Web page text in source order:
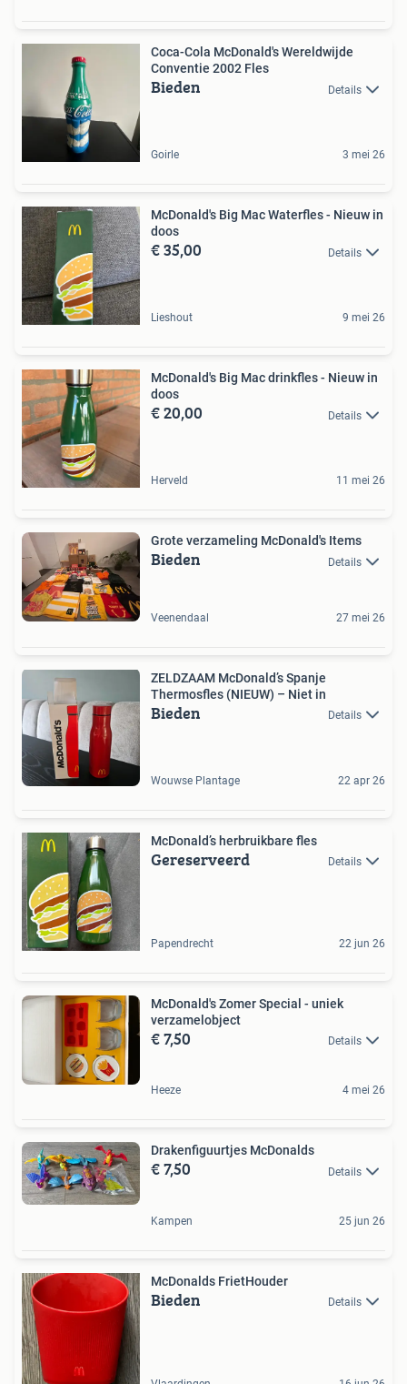
Coca-Cola McDonald's Wereldwijde
Conventie 2002 Fles
Bieden Details
Goirle 3 mei 26
McDonald's Big Mac Waterfles - Nieuw in
doos
€ 35,00 Details
Lieshout 9 mei 26
McDonald's Big Mac drinkfles - Nieuw in
doos
€ 20,00 Details
Herveld 11 mei 26
Grote verzameling McDonald's Items
Bieden Details
Veenendaal 27 mei 26
ZELDZAAM McDonald’s Spanje
Thermosfles (NIEUW) – Niet in
Bieden Details
Wouwse Plantage 22 apr 26
McDonald’s herbruikbare fles
Gereserveerd Details
Papendrecht 22 jun 26
McDonald's Zomer Special - uniek
verzamelobject
€ 7,50 Details
Heeze 4 mei 26
Drakenfiguurtjes McDonalds
€ 7,50 Details
Kampen 25 jun 26
McDonalds FrietHouder
Bieden Details